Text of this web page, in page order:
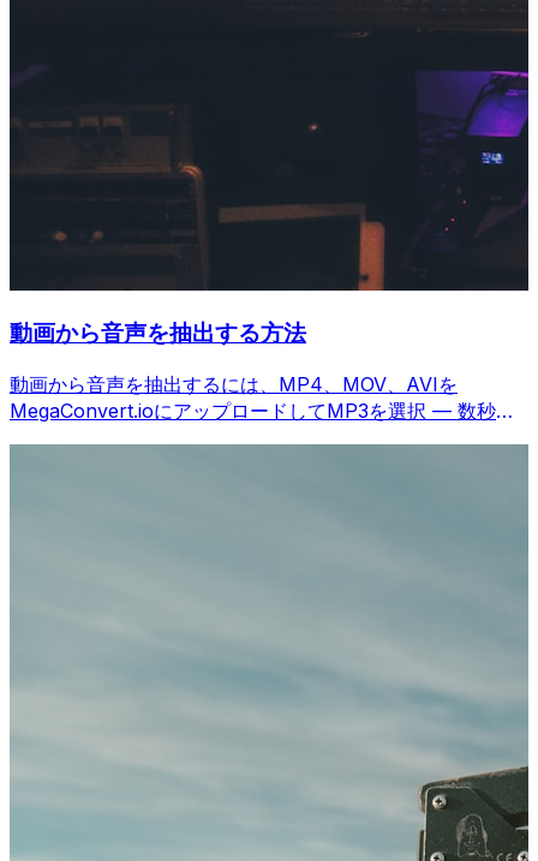
動画から音声を抽出する方法
動画から音声を抽出するには、MP4、MOV、AVIを
MegaConvert.ioにアップロードしてMP3を選択 — 数秒で